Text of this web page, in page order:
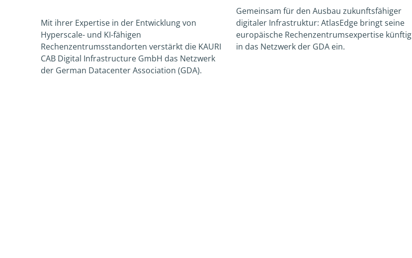
Mit ihrer Expertise in der Entwicklung von
Hyperscale- und KI-fähigen
Rechenzentrumsstandorten verstärkt die KAURI
CAB Digital Infrastructure GmbH das Netzwerk
der German Datacenter Association (GDA).
Gemeinsam für den Ausbau zukunftsfähiger
digitaler Infrastruktur: AtlasEdge bringt seine
europäische Rechenzentrumsexpertise künftig
in das Netzwerk der GDA ein.